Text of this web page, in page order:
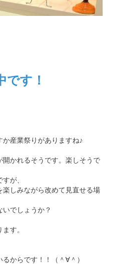
です！
産業祭りがありますね♪
かれるそうです。楽しそうで
が、
しみながら改めて見直せる場
でしょうか？
す。
からです！！（＾∀＾）